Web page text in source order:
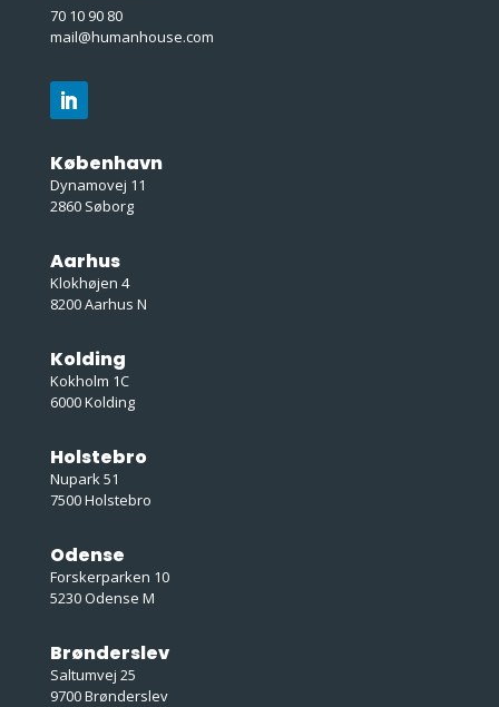
70 10 90 80
mail@humanhouse.com
København
Dynamovej 11
2860 Søborg
Aarhus
Klokhøjen 4
8200 Aarhus N
Kolding
Kokholm 1C
6000 Kolding
Holstebro
Nupark 51
7500 Holstebro
Odense
Forskerparken 10
5230 Odense M
Brønderslev
Saltumvej 25
9700 Brønderslev